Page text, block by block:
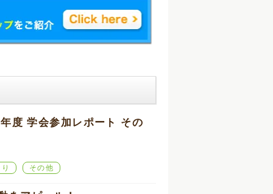
度 学会参加レポート その
その他